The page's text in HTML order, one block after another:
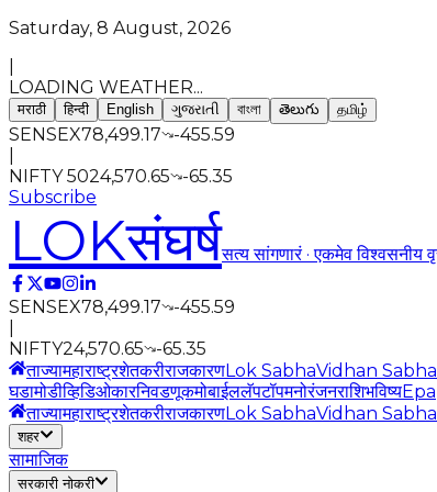
Saturday, 8 August, 2026
LOADING WEATHER...
मराठी हिन्दी English ગુજરાતી বাংলা తెలుగు தமிழ்
SENSEX78,499.17
-455.59
NIFTY 5024,570.65
-65.35
Subscribe
LOKसंघर्षसत्य सांगणारं · एकमेव विश्वसनीय
SENSEX78,499.17
-455.59
NIFTY24,570.65
-65.35
ताज्यामहाराष्ट्रशेतकरीराजकारणLok SabhaVidhan Sabha
घडामोडीव्हिडिओकारनिवडणूकमोबाईललॅपटॉपमनोरंजनराशिभविष्य
ताज्यामहाराष्ट्रशेतकरीराजकारणLok SabhaVidhan Sabha
शहर
सामाजिक
सरकारी नोकरी